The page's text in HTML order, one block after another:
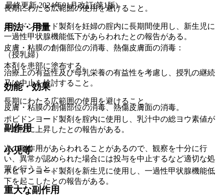
長期にわたる広範囲の使用を避けること。
ポビドンヨード製剤を妊婦の腟内に長期間使用し、新生児に
一過性甲状腺機能低下があらわれたとの報告がある。
（授乳婦）
治療上の有益性及び母乳栄養の有益性を考慮し、授乳の継続
又は中止を検討すること。
長期にわたる広範囲の使用を避けること。
ポビドンヨード製剤を腟内に使用し、乳汁中の総ヨウ素値が
一過性に上昇したとの報告がある。
小児等
ポビドンヨード製剤を新生児に使用し、一過性甲状腺機能低
下を起こしたとの報告がある。
最終更新 2024年01月改訂(第1版)
用法・用量
皮膚・粘膜の創傷部位の消毒、熱傷皮膚面の消毒：
本剤を患部に塗布する。
効能・効果
皮膚・粘膜の創傷部位の消毒、熱傷皮膚面の消毒。
副作用
次の副作用があらわれることがあるので、観察を十分に行
い、異常が認められた場合には投与を中止するなど適切な処
置を行うこと。
重大な副作用